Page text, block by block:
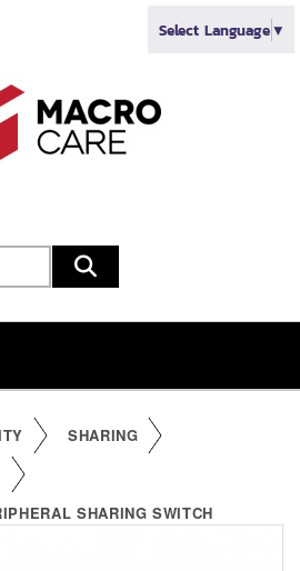
Select Language▼
SHARING
SHARING SWITCH